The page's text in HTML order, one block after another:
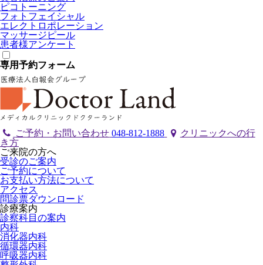
ピコトーニング
フォトフェイシャル
エレクトロポレーション
マッサージピール
患者様アンケート
専用予約フォーム
ご予約・お問い合わせ 048-812-1888
クリニックへの行
き方
ご来院の方へ
受診のご案内
ご予約について
お支払い方法について
アクセス
問診票ダウンロード
診療案内
診察科目の案内
内科
消化器内科
循環器内科
呼吸器内科